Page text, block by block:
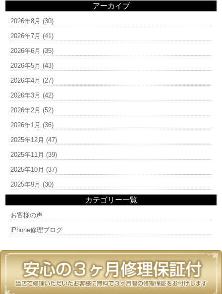
アーカイブ
2026年8月 (30)
2026年7月 (41)
2026年6月 (35)
2026年5月 (43)
2026年4月 (27)
2026年3月 (42)
2026年2月 (52)
2026年1月 (36)
2025年12月 (47)
2025年11月 (39)
2025年10月 (37)
2025年9月 (30)
カテゴリー一覧
お客様の声
iPhone修理ブログ